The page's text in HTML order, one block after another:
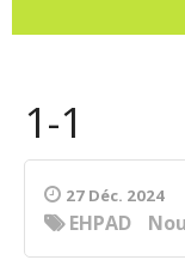
1-1
27 Déc. 2024
EHPAD